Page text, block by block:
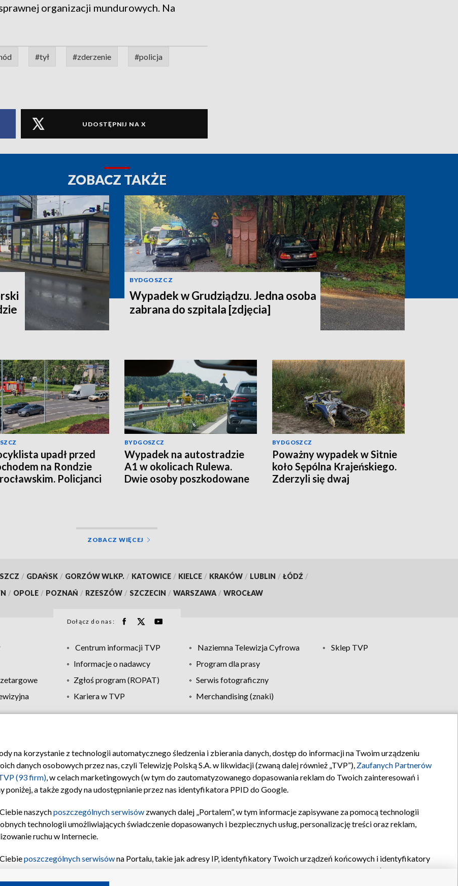
organizacji mundurowych. Na
#tył #zderzenie #policja
UDOSTĘPNIJ NA X
ZOBACZ TAKŻE
BYDGOSZCZ
Wypadek w Grudziądzu. Jedna osoba
zabrana do szpitala [zdjęcia]
upadł przed
na Rondzie
Policjanci
BYDGOSZCZ
Wypadek na autostradzie
A1 w okolicach Rulewa.
Dwie osoby poszkodowane
BYDGOSZCZ
Poważny wypadek w Sitnie
koło Sępólna Krajeńskiego.
Zderzyli się dwaj
ZOBACZ WIĘCEJ
/ GDAŃSK / GORZÓW WLKP. / KATOWICE / KIELCE / KRAKÓW / LUBLIN / ŁÓDŹ /
/ OPOLE / POZNAŃ / RZESZÓW / SZCZECIN / WARSZAWA / WROCŁAW
Dołącz do nas:
Centrum informacji TVP Naziemna Telewizja Cyfrowa
Sklep TVP
Informacje o nadawcy
Program dla prasy
Zgłoś program (ROPAT)
Serwis fotograficzny
Kariera w TVP
Merchandising (znaki)
Polityka prywatności Moje zgody Pomoc Biuro reklamy Kontakt
na korzystanie z technologii automatycznego śledzenia i zbierania danych, dostęp do informacji na Twoim urządzeniu
danych osobowych przez nas, czyli Telewizję Polską S.A. w likwidacji (zwaną dalej również „TVP”), Zaufanych Partnerów
(93 firm), w celach marketingowych (w tym do zautomatyzowanego dopasowania reklam do Twoich zainteresowań i
a także zgody na udostępnianie przez nas identyfikatora PPID do Google.
naszychposzczególnych serwisów zwanych dalej „Portalem”, w tym informacje zapisywane za pomocą technologii
technologii umożliwiających świadczenie dopasowanych i bezpiecznych usług, personalizację treści oraz reklam,
ruchu w Internecie.
poszczególnych serwisówna Portalu, takie jak adresy IP, identyfikatory Twoich urządzeń końcowych i identyfikatory
oraz pozostałych
informacji na urządzeniu lub dostęp do nich, wyboru podstawowych reklam, wyboru spersonalizowanych